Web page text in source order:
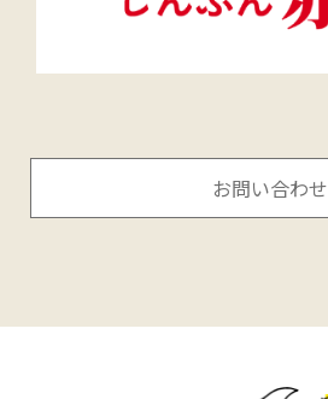
お問い合わせ